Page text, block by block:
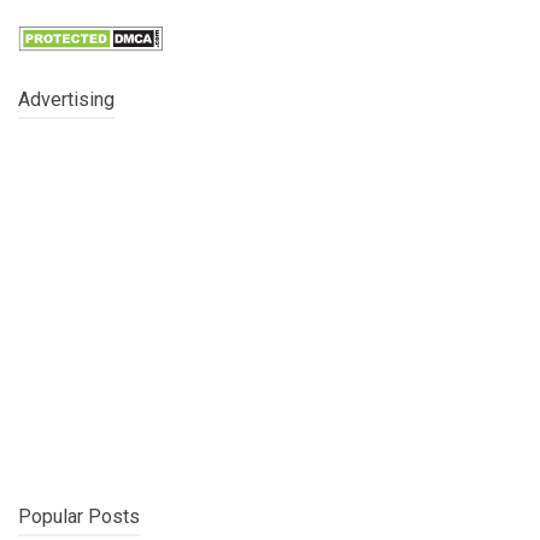
Advertising
Popular Posts